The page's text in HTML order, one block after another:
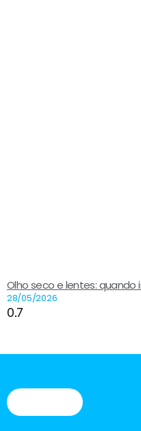
Olho seco e lentes: quando
28/05/2026